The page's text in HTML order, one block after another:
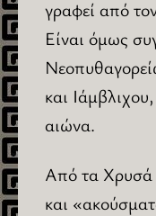
γραφεί από
Είναι όμως
και
αιώνα.
Από τα Χρυσά
και